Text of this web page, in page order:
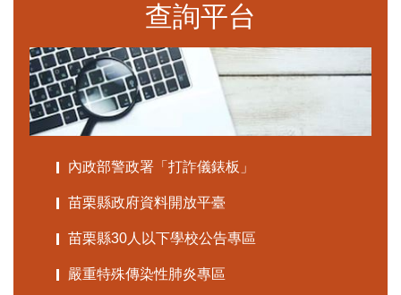
查詢平台
內政部警政署「打詐儀錶板」
苗栗縣政府資料開放平臺
苗栗縣30人以下學校公告專區
嚴重特殊傳染性肺炎專區